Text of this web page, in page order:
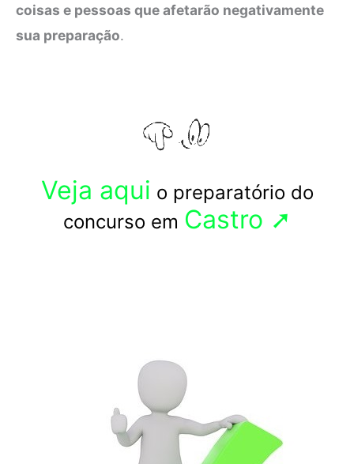
coisas e pessoas que afetarão negativamente
sua preparação.
Veja aqui o preparatório do
concurso em Castro ➚